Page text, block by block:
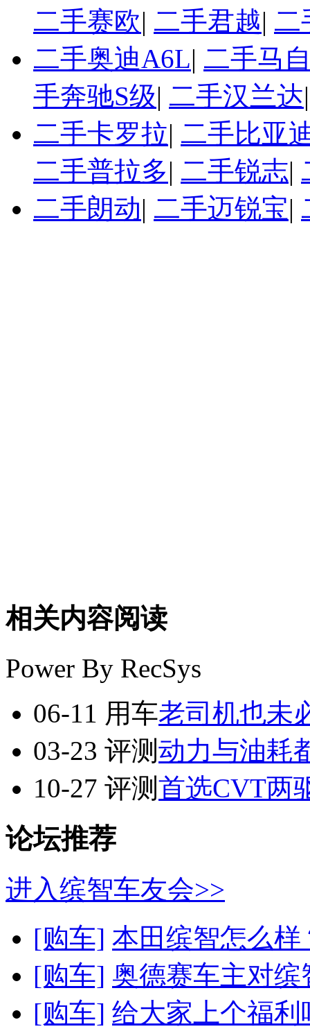
二手赛欧| 二手君越| 二
二手奥迪A6L| 二手马
手奔驰S级| 二手汉兰达
二手卡罗拉| 二手比亚
二手普拉多| 二手锐志|
二手朗动| 二手迈锐宝|
相关内容阅读
Power By RecSys
06-11 用车老司机也未
03-23 评测 动力与油耗
10-27 评测 首选CVT两
论坛推荐
进入缤智车友会>>
[购车] 本田缤智怎么
[购车] 奥德赛车主对
[购车] 给大家上个福利